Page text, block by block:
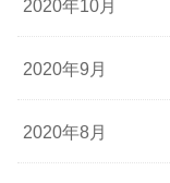
2020年10月
2020年9月
2020年8月